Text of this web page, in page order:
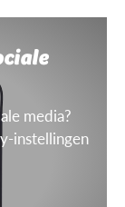
media?
instellingen